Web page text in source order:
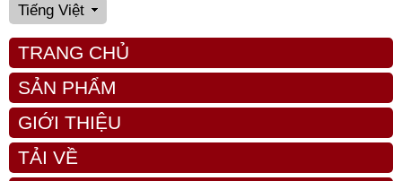
Tiếng Việt
TRANG CHỦ
SẢN PHẨM
GIỚI THIỆU
TẢI VỀ